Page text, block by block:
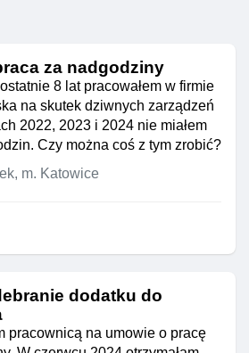
za nadgodziny
8 lat pracowałem w firmie
na skutek dziwnych zarządzeń
2022, 2023 i 2024 nie miałem
Czy można coś z tym zrobić?
m. Katowice
dodatku do
pracownicą na umowie o pracę